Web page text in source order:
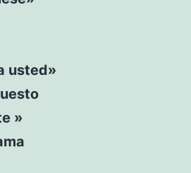
usted»
»